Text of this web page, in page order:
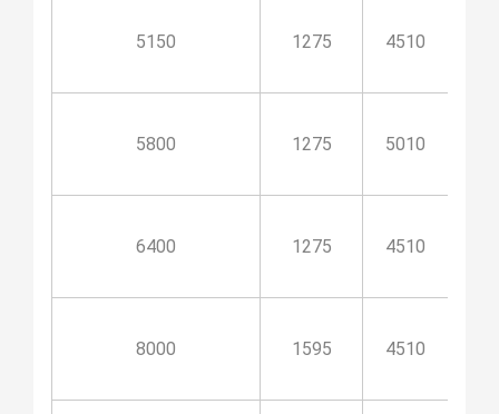
5150 1275 4510
5800 1275 5010
6400 1275 4510
8000 1595 4510